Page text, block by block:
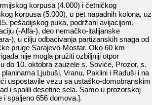
korpusa (4.000) i četničkog
korpusa (5.000), u pet napadnih kolona, uz
pešadijskog puka, podržani avijacijom,
(-Alfa-), deo nemačko-italijanske
), u cilju odbacivanja partizanskih snaga od
pruge Sarajevo-Mostar. Oko 60 km
nije mogla pružiti ozbiljniji otpor
do 10. oktobra zauzele s. Soviće, Prozor, s.
Ljubuši, Vranu, Paklini i Raduši i na
uspostavile vezu sa ustaško-domobranskim
i spalili desetine sela. Samo u prozorskoj
i spaljeno 656 domova.].